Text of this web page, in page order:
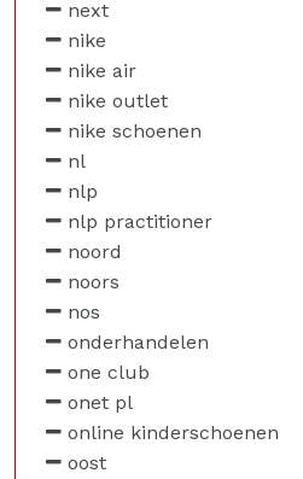
next
nike
nike air
nike outlet
nike schoenen
nl
nlp
nlp practitioner
noord
noors
nos
onderhandelen
one club
onet pl
online kinderschoenen
oost